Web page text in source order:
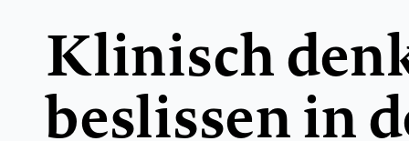
Klinisch
beslissen in